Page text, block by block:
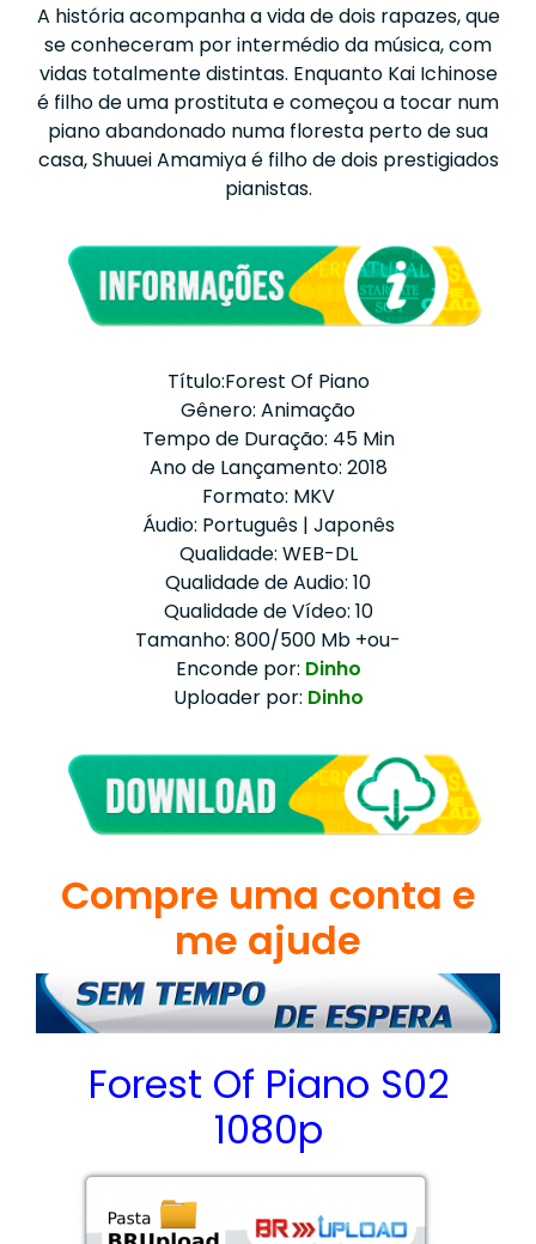
A história acompanha a vida de dois rapazes, que
se conheceram por intermédio da música, com
vidas totalmente distintas. Enquanto Kai Ichinose
é filho de uma prostituta e começou a tocar num
piano abandonado numa floresta perto de sua
casa, Shuuei Amamiya é filho de dois prestigiados
pianistas.
Título:Forest Of Piano
Gênero: Animação
Tempo de Duração: 45 Min
Ano de Lançamento: 2018
Formato: MKV
Áudio: Português | Japonês
Qualidade: WEB-DL
Qualidade de Audio: 10
Qualidade de Vídeo: 10
Tamanho: 800/500 Mb +ou-
Enconde por: Dinho
Uploader por: Dinho
Compre uma conta e
me ajude
Forest Of Piano S02
1080p